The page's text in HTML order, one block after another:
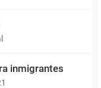
inmigrantes